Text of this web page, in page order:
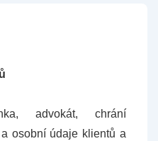
advokát, chrání
osobní údaje klientů a